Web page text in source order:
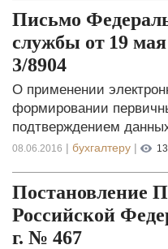
Письмо
службы от 19
3/8904
О применении
формировании
подтверждением
08.06.2016 | бухгалтеру |
Постановление
Российской
г. № 467